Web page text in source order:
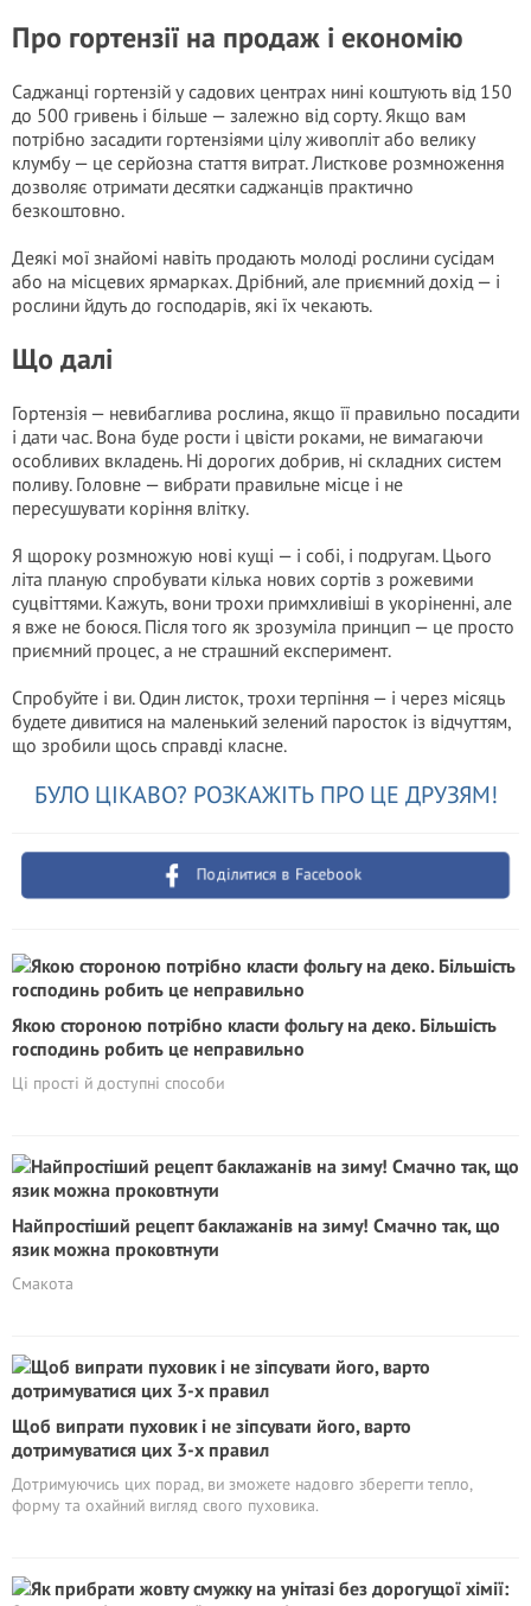
Про гортензії на продаж і економію
Саджанці гортензій у садових центрах нині коштують від 150
до 500 гpивень і більше — залежно від сорту. Якщо вам
потрібно засадити гортензіями цілу живопліт або велику
клумбу — це серйозна стаття витрат. Листкове розмноження
дозволяє отримати десятки саджанців практично
безкоштовно.
Деякі мої знайомі навіть продають молоді рослини сусідам
або на місцевих ярмарках. Дрібний, але приємний дохід — і
рослини йдуть до господарів, які їх чекають.
Що далі
Гортензія — невибаглива рослина, якщо її правильно посадити
і дати час. Вона буде рости і цвісти роками, не вимагаючи
особливих вкладень. Ні дорогих добрив, ні складних систем
поливу. Головне — вибрати правильне місце і не
пересушувати коріння влітку.
Я щороку розмножую нові кущі — і собі, і подругам. Цього
літа планую спробувати кілька нових сортів з рожевими
суцвіттями. Кажуть, вони трохи примхливіші в укоріненні, але
я вже не боюся. Після того як зрозуміла принцип — це просто
приємний процес, а не страшний експеримент.
Спробуйте і ви. Один листок, трохи терпіння — і через місяць
будете дивитися на маленький зелений паросток із відчуттям,
що зробили щось справді класне.
БУЛО ЦІКАВО? РОЗКАЖІТЬ ПРО ЦЕ ДРУЗЯМ!
Поділитися в Facebook
Якою стороною потрібно класти фольгу на деко. Більшість
господинь робить це неправильно
Ці прості й доступні способи
Найпростіший рецепт баклажанів на зиму! Смачно так, що
язик можна проковтнути
Смакота
Щоб випрати пуховик і не зіпсувати його, варто
дотримуватися цих 3-х правил
Дотримуючись цих порад, ви зможете надовго зберегти тепло,
форму та охайний вигляд свого пуховика.